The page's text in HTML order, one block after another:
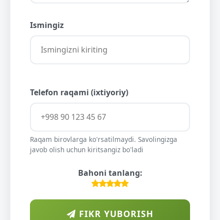
Ismingiz
Telefon raqami (ixtiyoriy)
Raqam birovlarga ko'rsatilmaydi. Savolingizga
javob olish uchun kiritsangiz bo'ladi
Bahoni tanlang:
FIKR YUBORISH